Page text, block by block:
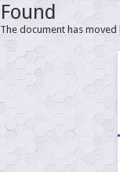
Found
The document has moved